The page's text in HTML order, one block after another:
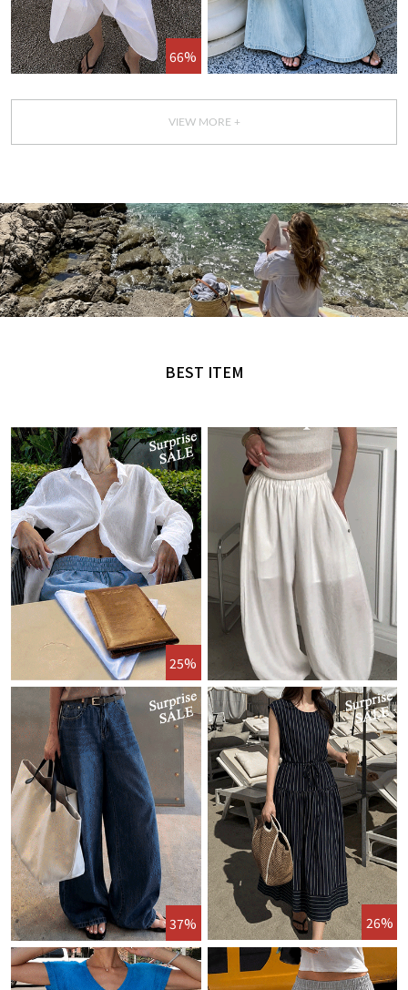
66%
VIEW MORE +
MADE by NANING9
BEST ITEM
25%
37% 26%